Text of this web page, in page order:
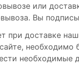
или
Вы
при доставке
необходимые